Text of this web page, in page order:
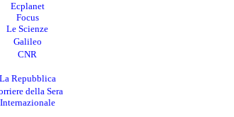
Ecplanet
Focus
Le Scienze
Galileo
CNR
Repubblica
della Sera
Internazionale